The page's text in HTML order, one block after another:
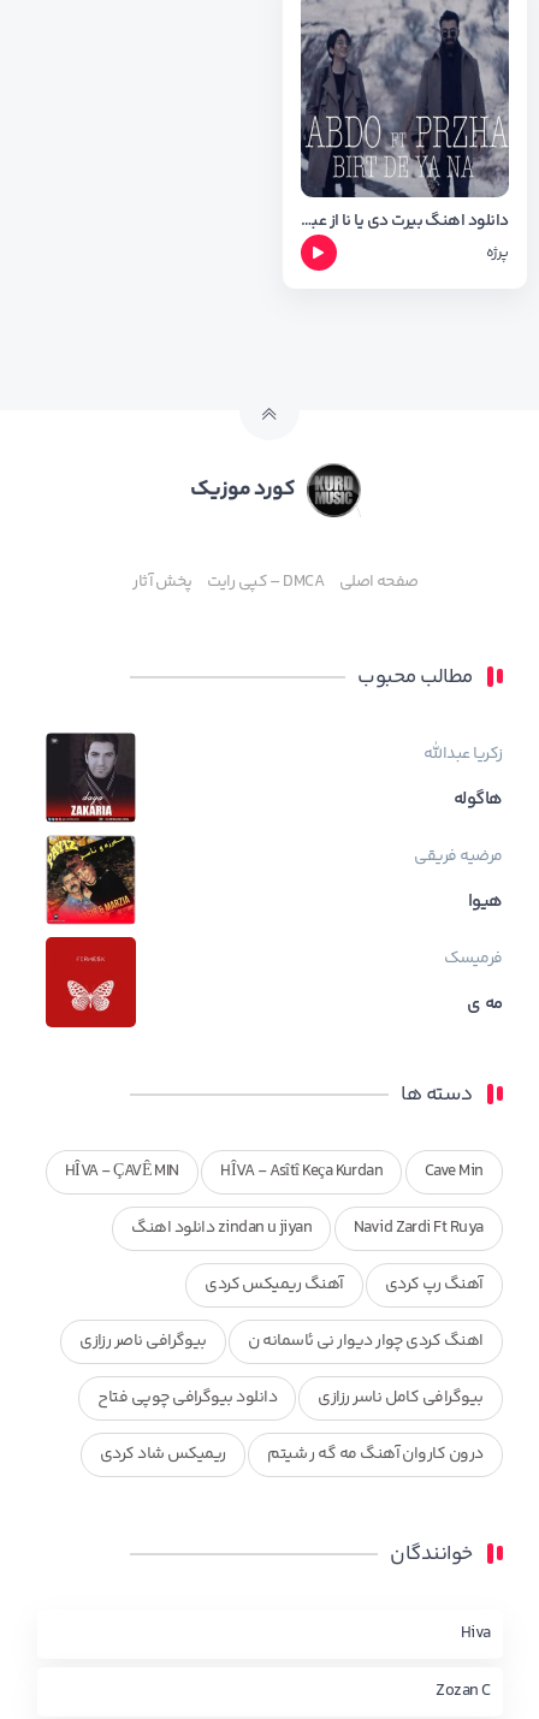
دانلود اهنگ بیرت دی یا نا از عبدو عثمان و پرژه + شعر اهنگ
پرژه
کورد موزیک
صفحه اصلی DMCA – کپی رایت پخش آثار
مطالب محبوب
زکریا عبدالله
هاگوله
مرضیه فریقی
هیوا
فرمیسک
مه ی
دسته ها
Cave Min
HÎVA - Asîtî Keça Kurdan
HÎVA - ÇAVÊ MIN
Navid Zardi Ft Ruya zindan u jiyan دانلود اهنگ
آهنگ رپ کردی آهنگ ریمیکس کردی
اهنگ کردی چوار دیوار نی ئاسمانه ن بیوگرافی ناصر رزازی
بیوگرافی کامل ناسر رزازی دانلود بیوگرافی چوپی فتاح
درون کاروان آهنگ مه گه ر شیتم ریمیکس شاد کردی
محمد جزا
چاو من
خوانندگان
Hiva
Zozan C